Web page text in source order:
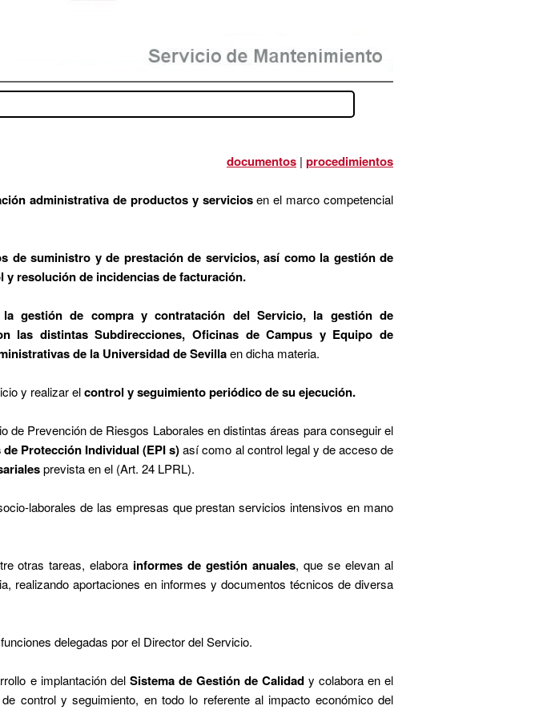
documentos | procedimientos
administrativa de productos y serviciosen el marco competencial
de suministro y de prestación de servicios, así como la gestión de
resolución de incidencias de facturación.
gestión de compra y contratación del Servicio, la gestión de
las distintas Subdirecciones, Oficinas de Campus y Equipo de
de la Universidad de Sevillaen dicha materia.
y realizar elcontrol y seguimiento periódico de su ejecución.
Prevención de Riesgos Laborales en distintas áreas para conseguir el
de Protección Individual (EPI s)así como al control legal y de acceso de
prevista en el (Art. 24 LPRL).
laborales de las empresas que prestan servicios intensivos en mano
otras tareas, elabora informes de gestión anuales, que se elevan al
realizando aportaciones en informes y documentos técnicos de diversa
delegadas por el Director del Servicio.
e implantación del Sistema de Gestión de Calidady colabora en el
control y seguimiento, en todo lo referente al impacto económico del